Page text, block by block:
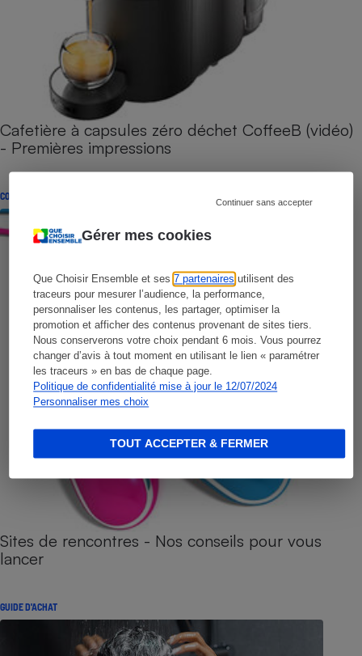
Gérer mes cookies
Que Choisir Ensemble et ses7 partenaires utilisent des
traceurs pour mesurer l’audience, la performance,
personnaliser les contenus, les partager, optimiser la
promotion et afficher des contenus provenant de sites tiers.
Nous conserverons votre choix pendant 6 mois. Vous pourrez
changer d’avis à tout moment en utilisant le lien « paramétrer
les traceurs » en bas de chaque page.
Politique de confidentialité mise à jour le 12/07/2024
Personnaliser mes choix
Continuer sans accepter
TOUT ACCEPTER & FERMER
Cafetière à capsules zéro déchet CoffeeB (vidéo)
- Premières impressions
CONSEILS
Sites de rencontres - Nos conseils pour vous
lancer
GUIDE D'ACHAT